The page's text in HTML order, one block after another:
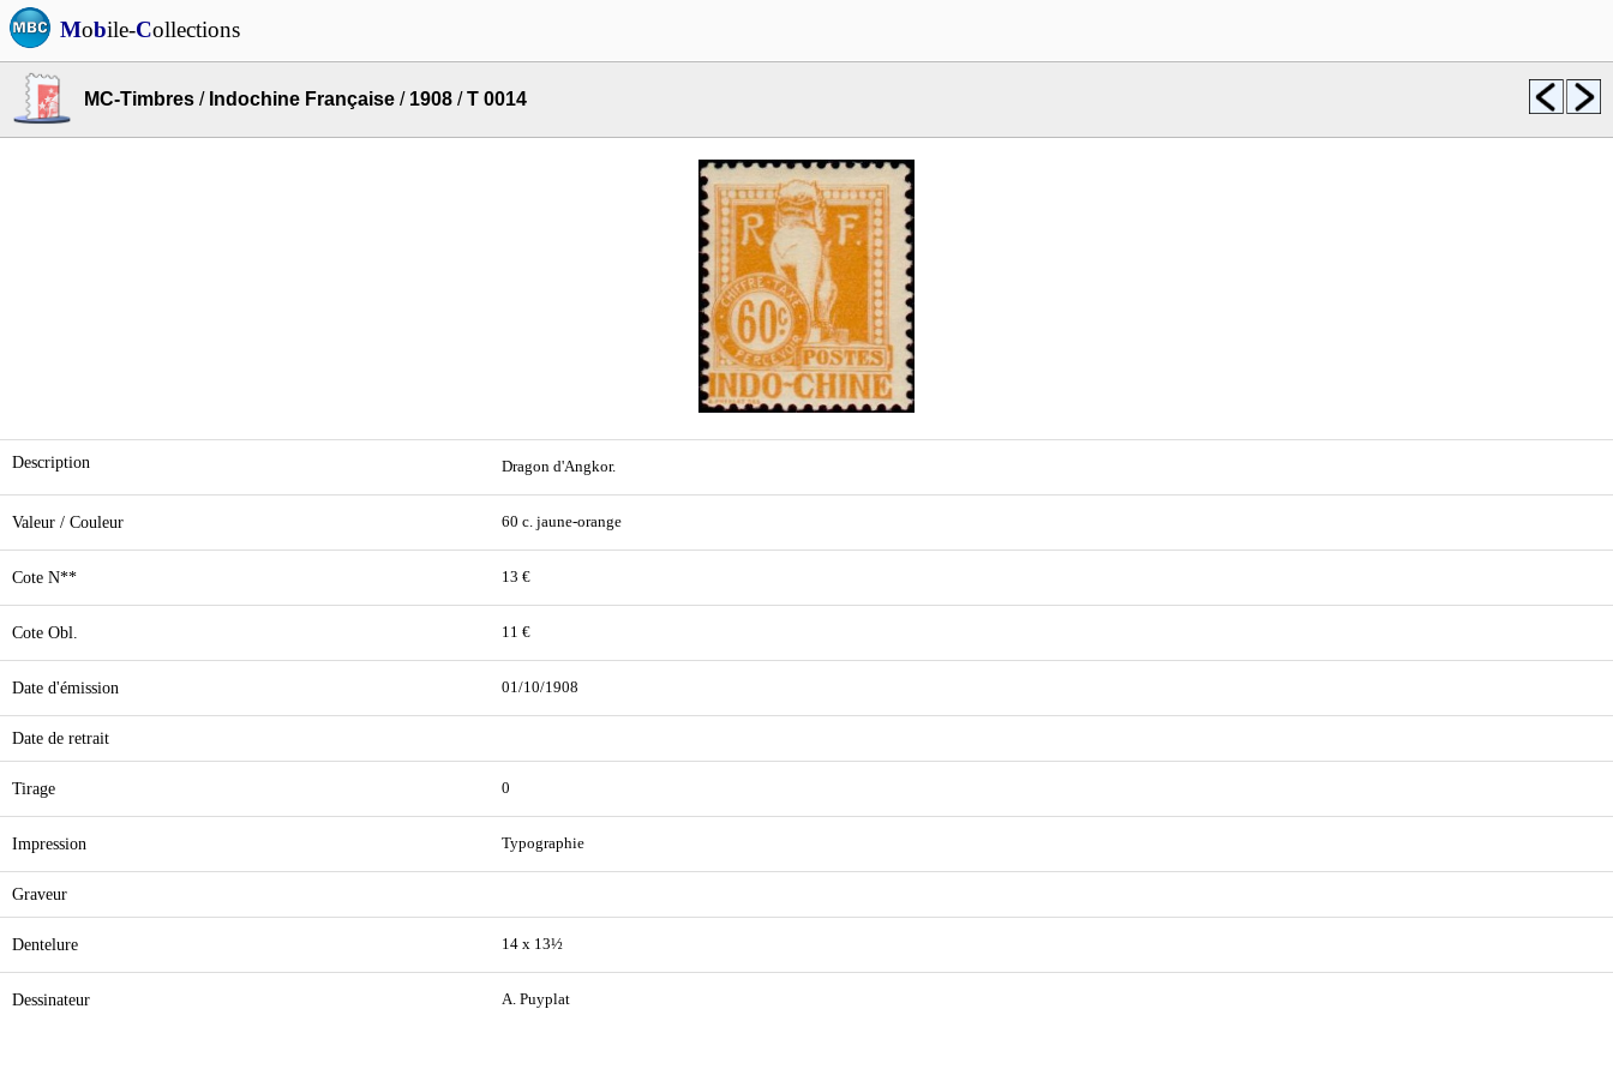
Mobile-Collections
MC-Timbres / Indochine Française / 1908 /T 0014
Description Dragon d'Angkor.
Valeur / Couleur 60 c. jaune-orange
Cote N** 13 €
Cote Obl. 11 €
Date d'émission 01/10/1908
Date de retrait
Tirage 0
Impression Typographie
Graveur
Dentelure 14 x 13½
Dessinateur A. Puyplat